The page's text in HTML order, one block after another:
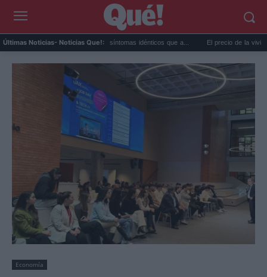
Últimas Noticias- Noticias Que!:
Calor extremo y ansiedad: síntomas idénticos que a... El precio de la vivienda en
Economía